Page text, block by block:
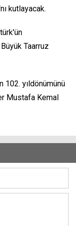
kutlayacak.
Taarruz
102. yıldönümünü
Mustafa Kemal